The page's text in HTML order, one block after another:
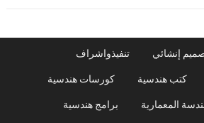
إنشائي تنفيذواشراف
كتب هندسية كورسات هندسية
المعمارية برامج هندسية